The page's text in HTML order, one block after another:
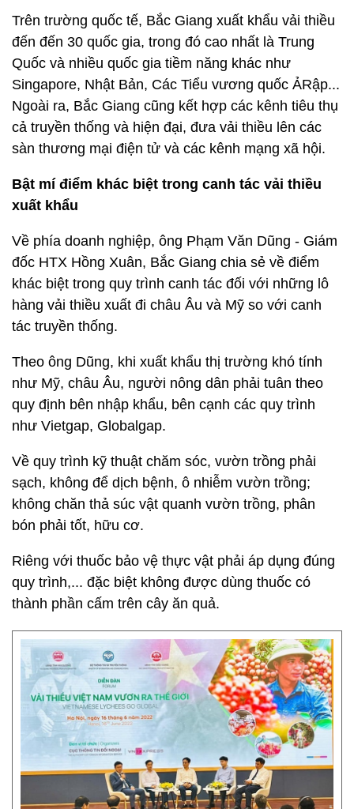
Trên trường quốc tế, Bắc Giang xuất khẩu vải thiều
đến đến 30 quốc gia, trong đó cao nhất là Trung
Quốc và nhiều quốc gia tiềm năng khác như
Singapore, Nhật Bản, Các Tiểu vương quốc ẢRập...
Ngoài ra, Bắc Giang cũng kết hợp các kênh tiêu thụ
cả truyền thống và hiện đại, đưa vải thiều lên các
sàn thương mại điện tử và các kênh mạng xã hội.
Bật mí điểm khác biệt trong canh tác vải thiều
xuất khẩu
Về phía doanh nghiệp, ông Phạm Văn Dũng - Giám
đốc HTX Hồng Xuân, Bắc Giang chia sẻ về điểm
khác biệt trong quy trình canh tác đối với những lô
hàng vải thiều xuất đi châu Âu và Mỹ so với canh
tác truyền thống.
Theo ông Dũng, khi xuất khẩu thị trường khó tính
như Mỹ, châu Âu, người nông dân phải tuân theo
quy định bên nhập khẩu, bên cạnh các quy trình
như Vietgap, Globalgap.
Về quy trình kỹ thuật chăm sóc, vườn trồng phải
sạch, không để dịch bệnh, ô nhiễm vườn trồng;
không chăn thả súc vật quanh vườn trồng, phân
bón phải tốt, hữu cơ.
Riêng với thuốc bảo vệ thực vật phải áp dụng đúng
quy trình,... đặc biệt không được dùng thuốc có
thành phần cấm trên cây ăn quả.